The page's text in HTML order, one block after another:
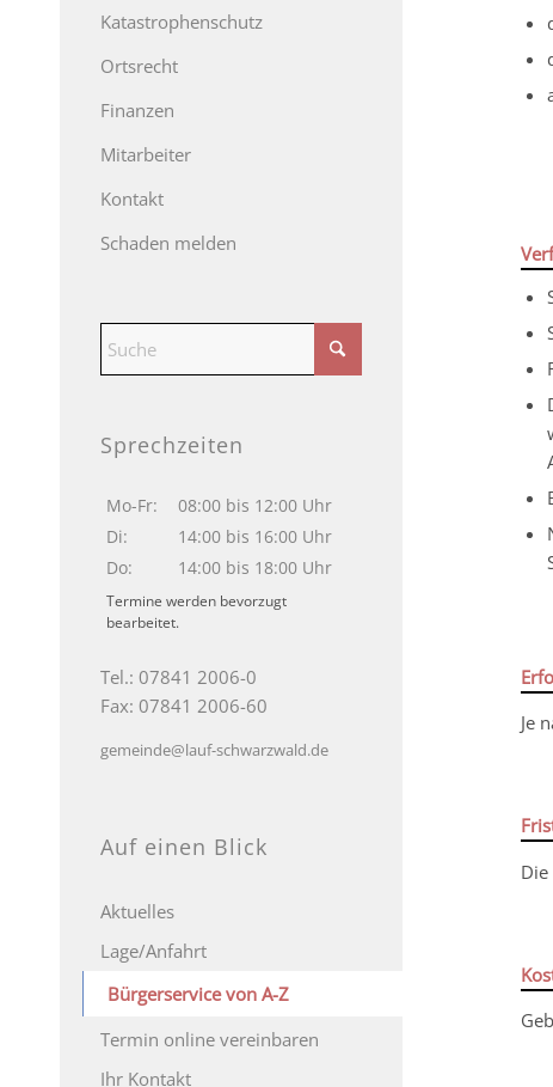
Je
Katastrophenschutz
Ortsrecht
Finanzen
Mitarbeiter
Kontakt
Schaden melden
Sprechzeiten
Mo-Fr:
08:00 bis 12:00 Uhr
Di:
14:00 bis 16:00 Uhr
Do:
14:00 bis 18:00 Uhr
Termine werden bevorzugt
bearbeitet.
Tel.: 07841 2006-0
Fax: 07841 2006-60
gemeinde@lauf-schwarzwald.de
Auf einen Blick
Aktuelles
Lage/Anfahrt
Bürgerservice von A-Z
Termin online vereinbaren
Ihr Kontakt